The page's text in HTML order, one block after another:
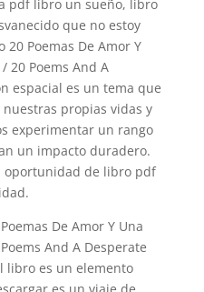
pdf libro un sueño, libro
que no estoy
Poemas De Amor Y
20 Poems And A
espacial es un tema que
propias vidas y
experimentar un rango
un impacto duradero.
oportunidad de libro pdf
De Amor Y Una
And A Desperate
libro es un elemento